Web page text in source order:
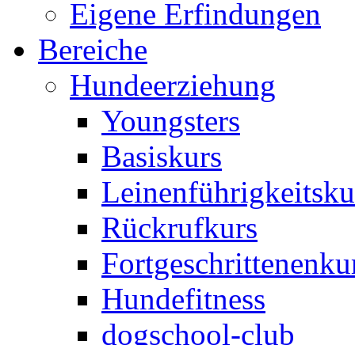
Eigene Erfindungen
Bereiche
Hundeerziehung
Youngsters
Basiskurs
Rückrufkurs
Hundefitness
dogschool-club